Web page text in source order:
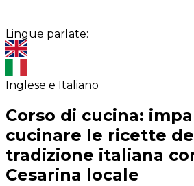
Lingue parlate:
Inglese e Italiano
Corso di cucina:
cucinare le ricette
tradizione italiana
Cesarina locale